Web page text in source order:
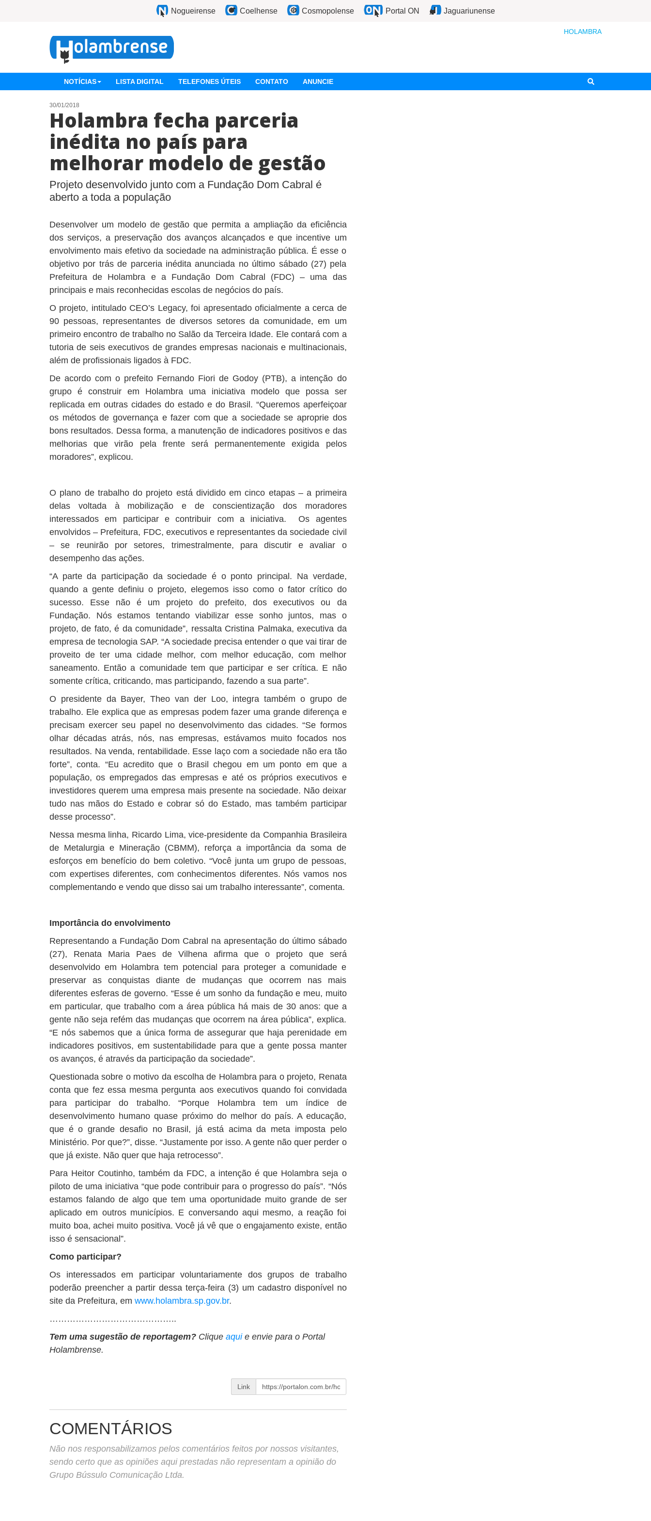
Nogueirense Coelhense Cosmopolense Portal ON Jaguariunense
HOLAMBRA
NOTÍCIAS LISTA DIGITAL TELEFONES ÚTEIS CONTATO ANUNCIE
30/01/2018
Holambra fecha parceria
inédita no país para
melhorar modelo de gestão
Projeto desenvolvido junto com a Fundação Dom Cabral é
aberto a toda a população
Desenvolver um modelo de gestão que permita a ampliação da eficiência
dos serviços, a preservação dos avanços alcançados e que incentive um
envolvimento mais efetivo da sociedade na administração pública. É esse o
objetivo por trás de parceria inédita anunciada no último sábado (27) pela
Prefeitura de Holambra e a Fundação Dom Cabral (FDC) – uma das
principais e mais reconhecidas escolas de negócios do país.
O projeto, intitulado CEO’s Legacy, foi apresentado oficialmente a cerca de
90 pessoas, representantes de diversos setores da comunidade, em um
primeiro encontro de trabalho no Salão da Terceira Idade. Ele contará com a
tutoria de seis executivos de grandes empresas nacionais e multinacionais,
além de profissionais ligados à FDC.
De acordo com o prefeito Fernando Fiori de Godoy (PTB), a intenção do
grupo é construir em Holambra uma iniciativa modelo que possa ser
replicada em outras cidades do estado e do Brasil. “Queremos aperfeiçoar
os métodos de governança e fazer com que a sociedade se aproprie dos
bons resultados. Dessa forma, a manutenção de indicadores positivos e das
melhorias que virão pela frente será permanentemente exigida pelos
moradores”, explicou.
O plano de trabalho do projeto está dividido em cinco etapas – a primeira
delas voltada à mobilização e de conscientização dos moradores
interessados em participar e contribuir com a iniciativa. Os agentes
envolvidos – Prefeitura, FDC, executivos e representantes da sociedade civil
– se reunirão por setores, trimestralmente, para discutir e avaliar o
desempenho das ações.
“A parte da participação da sociedade é o ponto principal. Na verdade,
quando a gente definiu o projeto, elegemos isso como o fator crítico do
sucesso. Esse não é um projeto do prefeito, dos executivos ou da
Fundação. Nós estamos tentando viabilizar esse sonho juntos, mas o
projeto, de fato, é da comunidade”, ressalta Cristina Palmaka, executiva da
empresa de tecnologia SAP. “A sociedade precisa entender o que vai tirar de
proveito de ter uma cidade melhor, com melhor educação, com melhor
saneamento. Então a comunidade tem que participar e ser crítica. E não
somente crítica, criticando, mas participando, fazendo a sua parte”.
O presidente da Bayer, Theo van der Loo, integra também o grupo de
trabalho. Ele explica que as empresas podem fazer uma grande diferença e
precisam exercer seu papel no desenvolvimento das cidades. “Se formos
olhar décadas atrás, nós, nas empresas, estávamos muito focados nos
resultados. Na venda, rentabilidade. Esse laço com a sociedade não era tão
forte”, conta. “Eu acredito que o Brasil chegou em um ponto em que a
população, os empregados das empresas e até os próprios executivos e
investidores querem uma empresa mais presente na sociedade. Não deixar
tudo nas mãos do Estado e cobrar só do Estado, mas também participar
desse processo”.
Nessa mesma linha, Ricardo Lima, vice-presidente da Companhia Brasileira
de Metalurgia e Mineração (CBMM), reforça a importância da soma de
esforços em benefício do bem coletivo. “Você junta um grupo de pessoas,
com expertises diferentes, com conhecimentos diferentes. Nós vamos nos
complementando e vendo que disso sai um trabalho interessante”, comenta.
Importância do envolvimento
Representando a Fundação Dom Cabral na apresentação do último sábado
(27), Renata Maria Paes de Vilhena afirma que o projeto que será
desenvolvido em Holambra tem potencial para proteger a comunidade e
preservar as conquistas diante de mudanças que ocorrem nas mais
diferentes esferas de governo. “Esse é um sonho da fundação e meu, muito
em particular, que trabalho com a área pública há mais de 30 anos: que a
gente não seja refém das mudanças que ocorrem na área pública”, explica.
“E nós sabemos que a única forma de assegurar que haja perenidade em
indicadores positivos, em sustentabilidade para que a gente possa manter
os avanços, é através da participação da sociedade”.
Questionada sobre o motivo da escolha de Holambra para o projeto, Renata
conta que fez essa mesma pergunta aos executivos quando foi convidada
para participar do trabalho. “Porque Holambra tem um índice de
desenvolvimento humano quase próximo do melhor do país. A educação,
que é o grande desafio no Brasil, já está acima da meta imposta pelo
Ministério. Por que?”, disse. “Justamente por isso. A gente não quer perder o
que já existe. Não quer que haja retrocesso”.
Para Heitor Coutinho, também da FDC, a intenção é que Holambra seja o
piloto de uma iniciativa “que pode contribuir para o progresso do país”. “Nós
estamos falando de algo que tem uma oportunidade muito grande de ser
aplicado em outros municípios. E conversando aqui mesmo, a reação foi
muito boa, achei muito positiva. Você já vê que o engajamento existe, então
isso é sensacional”.
Como participar?
Os interessados em participar voluntariamente dos grupos de trabalho
poderão preencher a partir dessa terça-feira (3) um cadastro disponível no
site da Prefeitura, em www.holambra.sp.gov.br.
……………………………………..
Tem uma sugestão de reportagem? Clique aqui e envie para o Portal
Holambrense.
Link
COMENTÁRIOS
Não nos responsabilizamos pelos comentários feitos por nossos visitantes,
sendo certo que as opiniões aqui prestadas não representam a opinião do
Grupo Bússulo Comunicação Ltda.